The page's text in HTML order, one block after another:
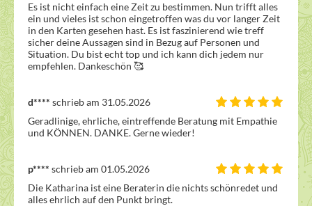
Es ist nicht einfach eine Zeit zu bestimmen. Nun trifft alles
ein und vieles ist schon eingetroffen was du vor langer Zeit
in den Karten gesehen hast. Es ist faszinierend wie treff
sicher deine Aussagen sind in Bezug auf Personen und
Situation. Du bist echt top und ich kann dich jedem nur
empfehlen. Dankeschön 🥰
d**** schrieb am 31.05.2026
Geradlinige, ehrliche, eintreffende Beratung mit Empathie
und KÖNNEN. DANKE. Gerne wieder!
p**** schrieb am 01.05.2026
Die Katharina ist eine Beraterin die nichts schönredet und
alles ehrlich auf den Punkt bringt.